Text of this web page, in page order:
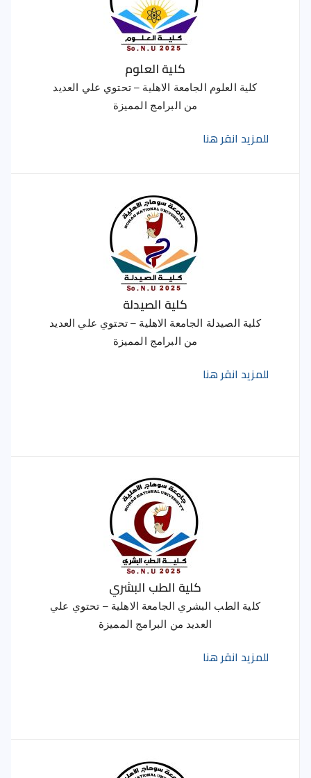
كلية العلوم
كلية العلوم الجامعة الاهلية – تحتوي علي العديد
من البرامج المميزة
للمزيد انقر هنا
كلية الصيدلة
كلية الصيدلة الجامعة الاهلية – تحتوي علي العديد
من البرامج المميزة
للمزيد انقر هنا
كلية الطب البشري
كلية الطب البشري الجامعة الاهلية – تحتوي علي
العديد من البرامج المميزة
للمزيد انقر هنا